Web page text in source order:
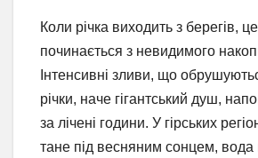
Коли річка виходить з берегів,
починається з невидимого
Інтенсивні зливи, що
річки, наче гігантський душ,
за лічені години. У гірських
тане під весняним сонцем, вода